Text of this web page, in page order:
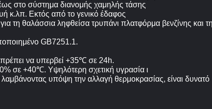
στο σύστημα διανομής χαμηλής τάσης
κ.λπ. Εκτός από το γενικό έδαφος
τη θαλάσσια ληφθείσα τρυπάνι πλατφόρμα βενζίνης και
GB7251.1.
να υπερβεί +35℃ σε 24h.
σε +40℃. Υψηλότερη σχετική υγρασία ι
υπόψη την αλλαγή θερμοκρασίας, είναι δυνατό